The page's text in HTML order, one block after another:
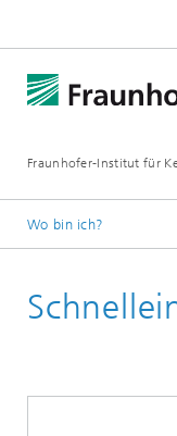
Fraunhofer-Institut für
Wo bin ich?